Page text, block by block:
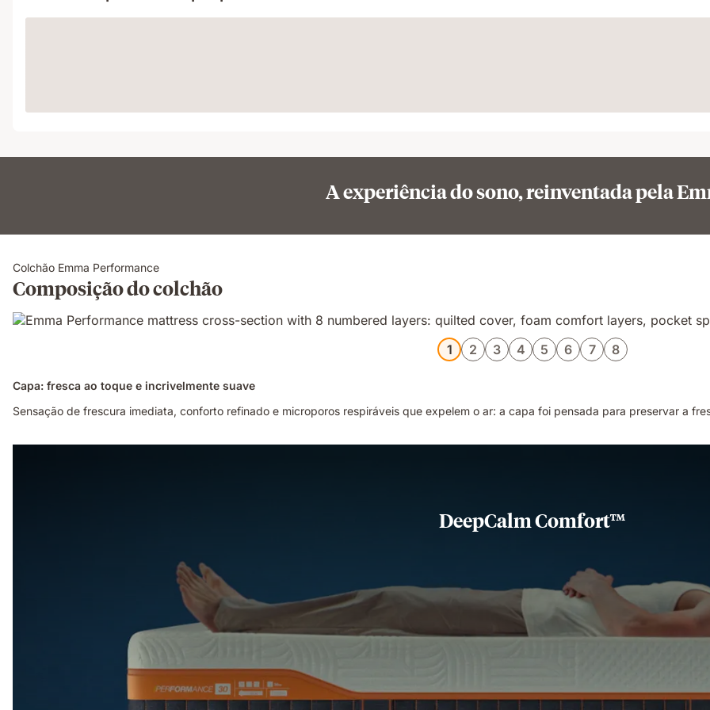
A experiência do sono, reinventada pela
Colchão Emma Performance
Composição do colchão
1 2 3 4 5 6 7 8
Capa: fresca ao toque e incrivelmente suave
Sensação de frescura imediata, conforto refinado e microporos respiráveis que expelem o ar: a capa foi pensada para preservar a
DeepCalm Comfort™